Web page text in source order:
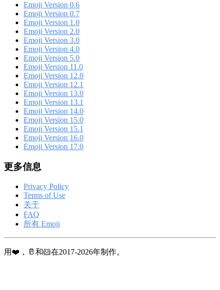
Emoji Version 0.6
Emoji Version 0.7
Emoji Version 1.0
Emoji Version 2.0
Emoji Version 3.0
Emoji Version 4.0
Emoji Version 5.0
Emoji Version 11.0
Emoji Version 12.0
Emoji Version 12.1
Emoji Version 13.0
Emoji Version 13.1
Emoji Version 14.0
Emoji Version 15.0
Emoji Version 15.1
Emoji Version 16.0
Emoji Version 17.0
更多信息
Privacy Policy
Terms of Use
关于
FAQ
所有 Emoji
用❤️，🥛和🐹在2017-2026年制作。